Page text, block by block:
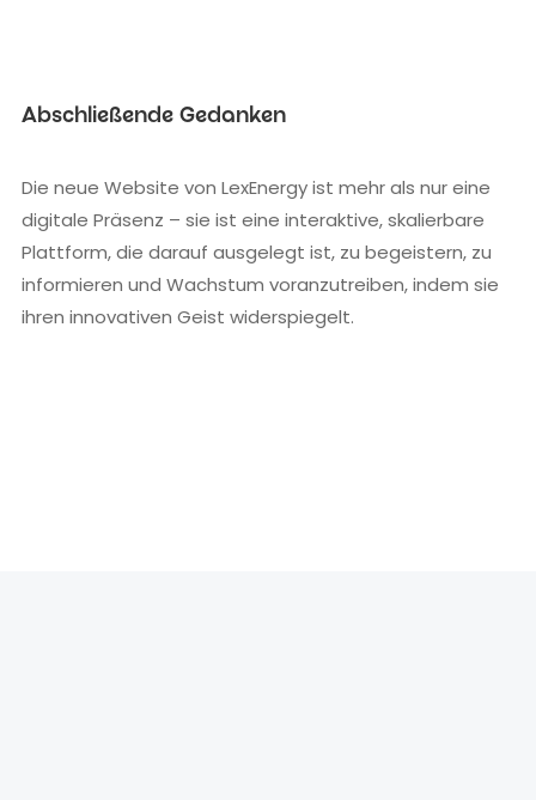
Abschließende Gedanken
Die neue Website von LexEnergy ist mehr als nur eine
digitale Präsenz – sie ist eine interaktive, skalierbare
Plattform, die darauf ausgelegt ist, zu begeistern, zu
informieren und Wachstum voranzutreiben, indem sie
ihren innovativen Geist widerspiegelt.